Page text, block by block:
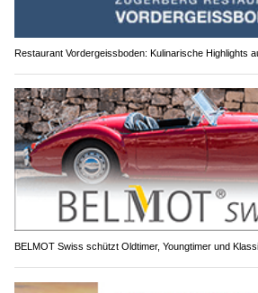
Restaurant Vordergeissboden: Kulinarische Highlights
BELMOT Swiss schützt Oldtimer, Youngtimer und